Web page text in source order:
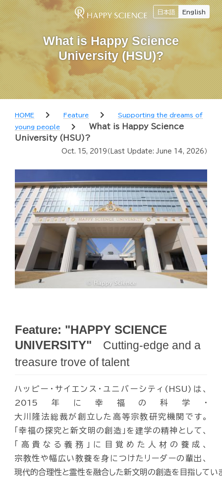
日本語 English
What is Happy Science
University (HSU)?
HOME chevron_right Feature chevron_right
Supporting the dreams of
young people
chevron_right
What is Happy Science
University (HSU)?
Oct. 15, 2019 （Last Update:June 14, 2026 ）
Feature: "HAPPY SCIENCE
UNIVERSITY"
Cutting-edge and a
treasure trove of talent
ハッピー・サイエンス・ユニバーシティ(HSU)は、
2015年に幸福の科学・
大川隆法総裁が創立した高等宗教研究機関です。
「幸福の探究と新文明の創造」を建学の精神として、
「高貴なる義務」に目覚めた人材の養成、
宗教性や幅広い教養を身につけたリーダーの輩出、
現代的合理性と霊性を融合した新文明の創造を目指してい